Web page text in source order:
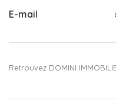
E-mail
Retrouvez DOMINI